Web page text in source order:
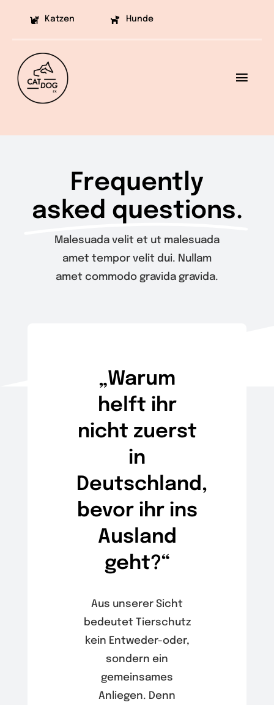
Katzen Hunde
Helfen
Vermittlung
Frequently
asked questions.
Malesuada velit et ut malesuada
amet tempor velit dui. Nullam
amet commodo gravida gravida.
„Warum
helft ihr
nicht zuerst
in
Deutschland,
bevor ihr ins
Ausland
geht?“
Aus unserer Sicht
bedeutet Tierschutz
kein Entweder-oder,
sondern ein
gemeinsames
Anliegen. Denn